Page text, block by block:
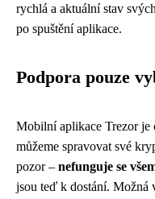
rychlá a aktuální stav
po spuštění aplikace.
Podpora pouze
Mobilní aplikace Trezor je
můžeme spravovat své
pozor – nefunguje se
jsou teď k dostání. Možná